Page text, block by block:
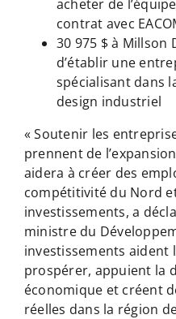
acheter de
contrat avec
30 975 $ à Millson
d’établir une
spécialisant dans
design industriel
« Soutenir les
prennent de
aidera à créer des
compétitivité du Nord
investissements, a
ministre du
investissements aident
prospérer, appuient la
économique et créent
réelles dans la région